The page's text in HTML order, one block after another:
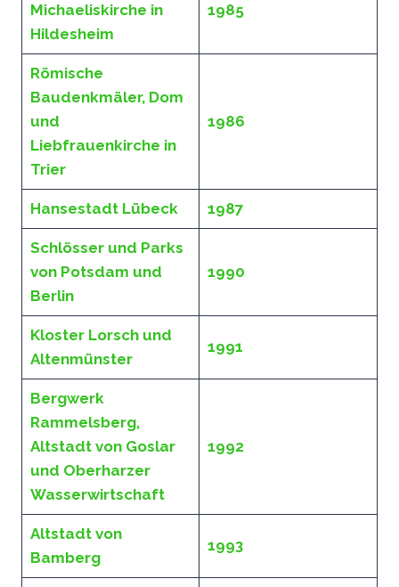
Michaeliskirche in
Hildesheim
1985
Römische
Baudenkmäler, Dom
und
Liebfrauenkirche in
Trier
1986
Hansestadt Lübeck 1987
Schlösser und Parks
von Potsdam und
Berlin
1990
Kloster Lorsch und
Altenmünster
1991
Bergwerk
Rammelsberg,
Altstadt von Goslar
und Oberharzer
Wasserwirtschaft
1992
Altstadt von
Bamberg
1993